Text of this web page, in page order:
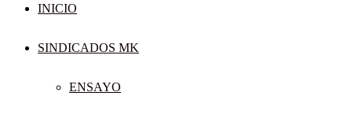
INICIO
SINDICADOS MK
ENSAYO